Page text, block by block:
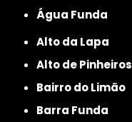
Água Funda
Alto da Lapa
Alto de Pinheiros
Bairro do Limão
Barra Funda